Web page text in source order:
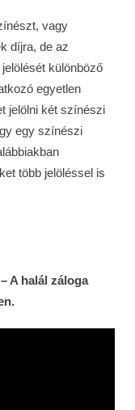
vagy
díjra, de az
különböző
egyetlen
jelölni két színészi
egy színészi
több jelöléssel is
A halál záloga